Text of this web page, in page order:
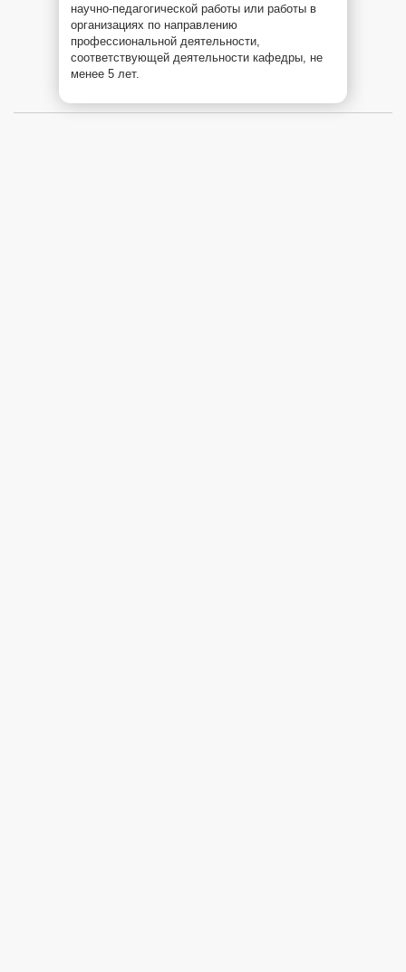
научно-педагогической работы или работы в
организациях по направлению
профессиональной деятельности,
соответствующей деятельности кафедры, не
менее 5 лет.